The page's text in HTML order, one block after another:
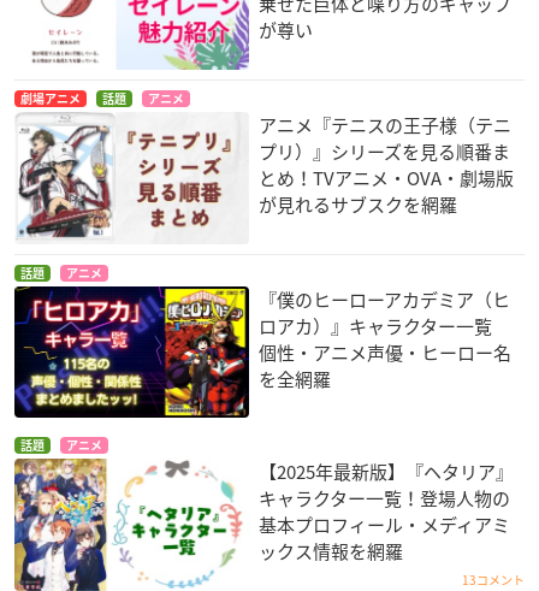
が尊い
劇場アニメ 話題 アニメ
アニメ『テニスの王子様（テニ
プリ）』シリーズを見る順番ま
とめ！TVアニメ・OVA・劇場版
が見れるサブスクを網羅
話題 アニメ
『僕のヒーローアカデミア（ヒ
ロアカ）』キャラクター一覧
個性・アニメ声優・ヒーロー名
を全網羅
話題 アニメ
【2025年最新版】『ヘタリア』
キャラクター一覧！登場人物の
基本プロフィール・メディアミ
ックス情報を網羅
13コメント